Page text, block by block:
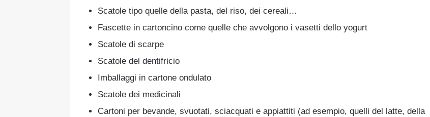
Scatole tipo quelle della pasta, del riso, dei cereali…
Fascette in cartoncino come quelle che avvolgono i vasetti dello yogurt
Scatole di scarpe
Scatole del dentifricio
Imballaggi in cartone ondulato
Scatole dei medicinali
Cartoni per bevande, svuotati, sciacquati e appiattiti (ad esempio, quelli del latte, della